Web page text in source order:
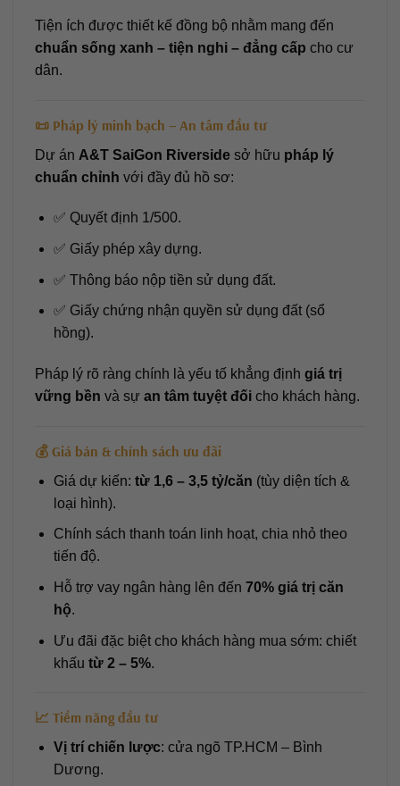
Tiện ích được thiết kế đồng bộ nhằm mang đến
chuẩn sống xanh – tiện nghi – đẳng cấp cho cư
dân.
📜 Pháp lý minh bạch – An tâm đầu tư
Dự án A&T SaiGon Riverside sở hữu pháp lý
chuẩn chỉnh với đầy đủ hồ sơ:
✅ Quyết định 1/500.
✅ Giấy phép xây dựng.
✅ Thông báo nộp tiền sử dụng đất.
✅ Giấy chứng nhận quyền sử dụng đất (sổ
hồng).
Pháp lý rõ ràng chính là yếu tố khẳng định giá trị
vững bền và sự an tâm tuyệt đối cho khách hàng.
💰 Giá bán & chính sách ưu đãi
Giá dự kiến: từ 1,6 – 3,5 tỷ/căn (tùy diện tích &
loại hình).
Chính sách thanh toán linh hoạt, chia nhỏ theo
tiến độ.
Hỗ trợ vay ngân hàng lên đến 70% giá trị căn
hộ.
Ưu đãi đặc biệt cho khách hàng mua sớm: chiết
khấu từ 2 – 5%.
📈 Tiềm năng đầu tư
Vị trí chiến lược: cửa ngõ TP.HCM – Bình
Dương.